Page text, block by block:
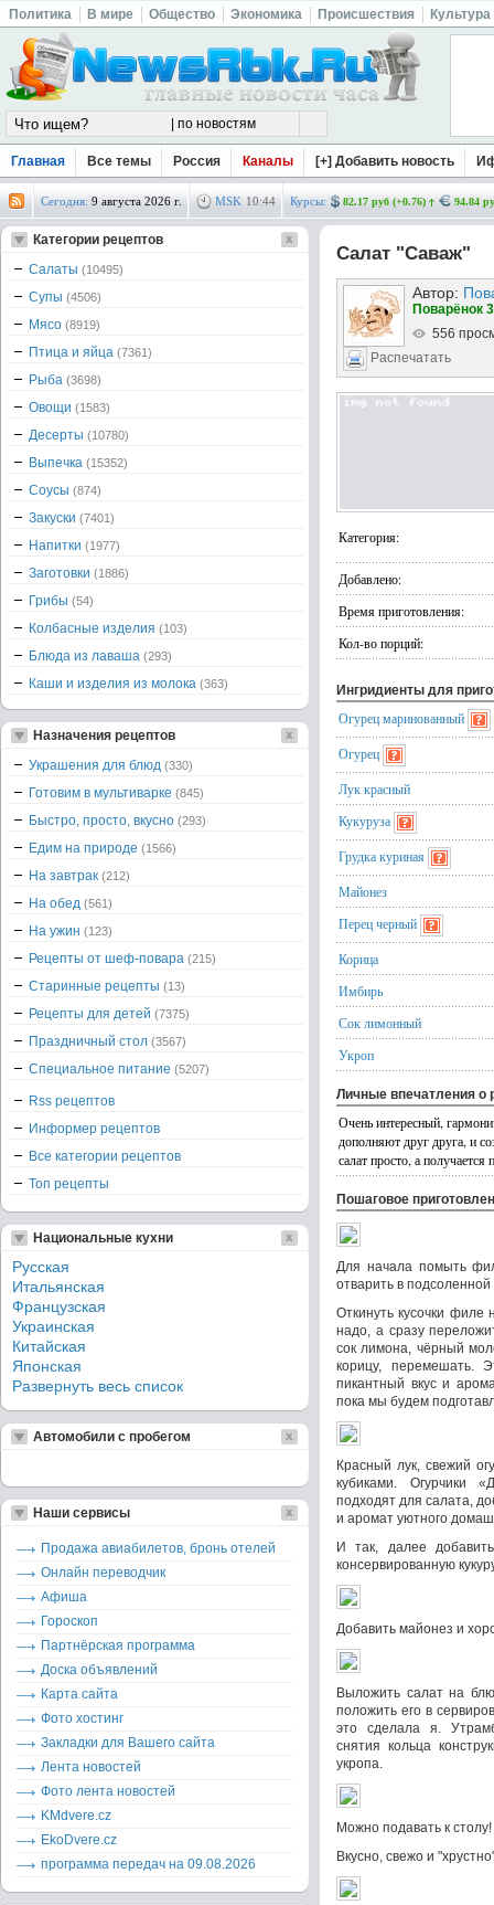
Политика В мире Общество Экономика Происшествия Культура
Главная Все темы Россия Каналы [+] Добавить новость
Сегодня: 9 августа 2026 г. MSK 10:44 Курсы: 82.17 руб (+0.76) 94.84
Салат "Саваж"
Автор:
Поварёнок
556
Распечатать
Категория:
Добавлено:
Время приготовления:
Кол-во порций:
Ингридиенты для
Огурец маринованный
Огурец
Лук красный
Кукуруза
Грудка куриная
Майонез
Перец черный
Корица
Имбирь
Сок лимонный
Укроп
Личные впечатления о
Очень интересный,
дополняют друг друга, и
салат просто, а
Пошаговое
Для начала помыть
отварить в
Откинуть кусочки филе
надо, а сразу
сок лимона, чёрный
корицу, перемешать.
пикантный вкус и
пока мы будем
Красный лук, свежий
кубиками. Огурчики
подходят для салата,
и аромат уютного
И так, далее
консервированную
Добавить майонез и
Выложить салат на
положить его в
это сделала я.
снятия кольца
укропа.
Можно подавать к столу!
Вкусно, свежо и
Категории рецептов
Салаты (10495)
Супы (4506)
Мясо (8919)
Птица и яйца (7361)
Рыба (3698)
Овощи (1583)
Десерты (10780)
Выпечка (15352)
Соусы (874)
Закуски (7401)
Напитки (1977)
Заготовки (1886)
Грибы (54)
Колбасные изделия (103)
Блюда из лаваша (293)
Каши и изделия из молока (363)
Назначения рецептов
Украшения для блюд (330)
Готовим в мультиварке (845)
Быстро, просто, вкусно (293)
Едим на природе (1566)
На завтрак (212)
На обед (561)
На ужин (123)
Рецепты от шеф-повара (215)
Старинные рецепты (13)
Рецепты для детей (7375)
Праздничный стол (3567)
Специальное питание (5207)
Rss рецептов
Информер рецептов
Все категории рецептов
Топ рецепты
Национальные кухни
Русская
Итальянская
Французская
Украинская
Китайская
Японская
Развернуть весь список
Автомобили с пробегом
Наши сервисы
Продажа авиабилетов, бронь отелей
Онлайн переводчик
Афиша
Гороскоп
Партнёрская программа
Доска объявлений
Карта сайта
Фото хостинг
Закладки для Вашего сайта
Лента новостей
Фото лента новостей
KMdvere.cz
EkoDvere.cz
программа передач на 09.08.2026